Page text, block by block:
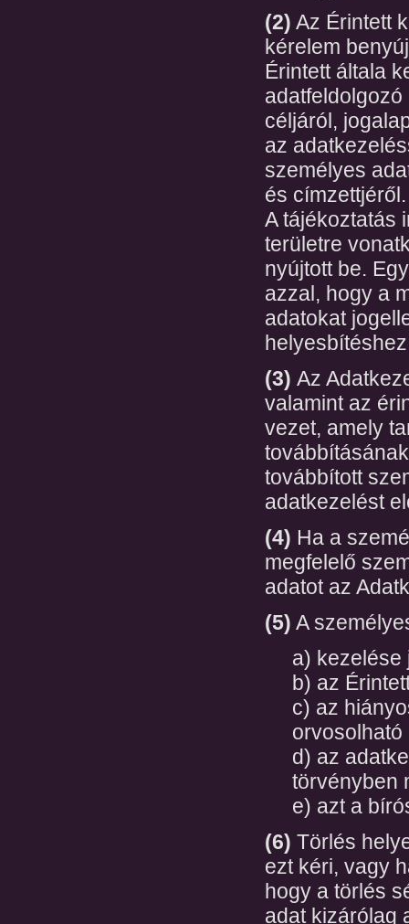
(2) Az Érintett
kérelem
Érintett általa
céljáról,
az
személyes
és címzettjéről.
A tájékoztatás
területre
nyújtott be.
azzal, hogy a
adatokat
(3) Az
valamint az
vezet, amely
továbbított
adatkezelést
(4) Ha a
megfelelő
adatot az
(5) A
a) kezelése
b) az
c) az
orvosolható
d) az
törvényben
e) azt a
(6) Törlés
ezt kéri, vagy
hogy a törlés
adat kizárólag